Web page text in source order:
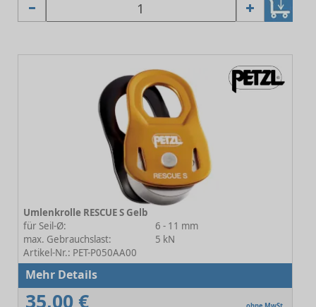
Umlenkrolle RESCUE S Gelb
für Seil-Ø:
6 - 11 mm
max. Gebrauchslast:
5 kN
Artikel-Nr.: PET-P050AA00
Mehr Details
35,00 €